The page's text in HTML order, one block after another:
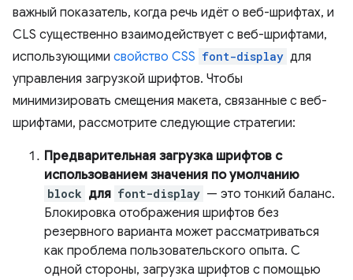
важный показатель, когда речь идёт о веб-шрифтах, и
CLS существенно взаимодействует с веб-шрифтами,
использующими свойство CSS font-display для
управления загрузкой шрифтов. Чтобы
минимизировать смещения макета, связанные с веб-
шрифтами, рассмотрите следующие стратегии:
Предварительная загрузка шрифтов с
использованием значения по умолчанию
block для font-display — это тонкий баланс.
Блокировка отображения шрифтов без
резервного варианта может рассматриваться
как проблема пользовательского опыта. С
одной стороны, загрузка шрифтов с помощью